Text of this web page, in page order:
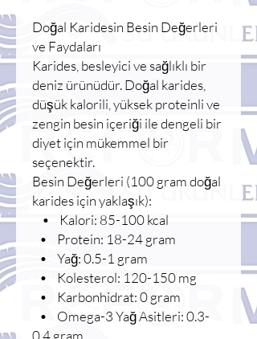
Doğal Karidesin Besin Değerleri
ve Faydaları
Karides, besleyici ve sağlıklı bir
deniz ürünüdür. Doğal karides,
düşük kalorili, yüksek proteinli ve
zengin besin içeriği ile dengeli bir
diyet için mükemmel bir
seçenektir.
Besin Değerleri (100 gram doğal
karides için yaklaşık):
• Kalori: 85-100 kcal
• Protein: 18-24 gram
• Yağ: 0.5-1 gram
• Kolesterol: 120-150 mg
• Karbonhidrat: 0 gram
• Omega-3 Yağ Asitleri: 0.3-
0.4 gram